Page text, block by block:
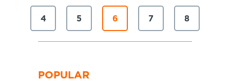
4 5 6 7 8
POPULAR